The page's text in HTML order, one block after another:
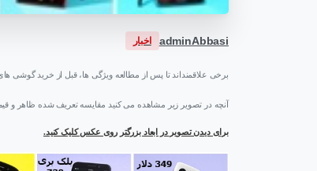
adminAbbasi اخبار
برخی علاقمند‌اند تا پس از مطالعه ویژگی ها، قبل از خرید گوشی
آنچه در تصویر زیر مشاهده می کنید مقایسه تعریف شده ظاهر و
برای دیدن تصویر در ابعاد بزرگتر روی عکس کلیک کنید.